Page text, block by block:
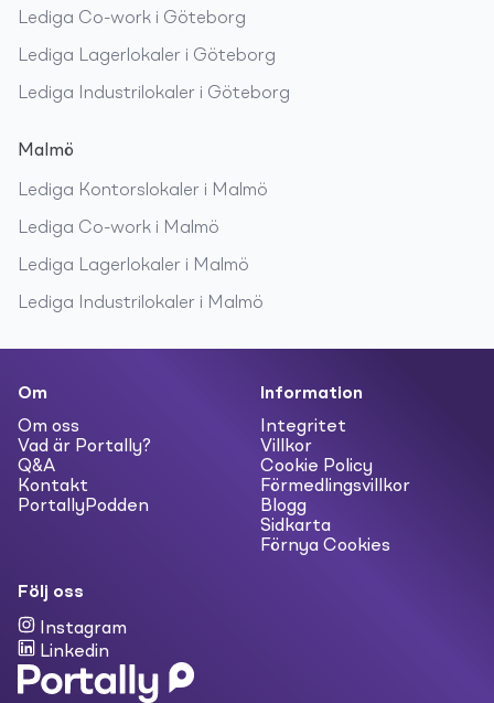
Lediga Co-work i Göteborg
Lediga Lagerlokaler i Göteborg
Lediga Industrilokaler i Göteborg
Malmö
Lediga Kontorslokaler i Malmö
Lediga Co-work i Malmö
Lediga Lagerlokaler i Malmö
Lediga Industrilokaler i Malmö
Om
Om oss
Vad är Portally?
Q&A
Kontakt
PortallyPodden
Information
Integritet
Villkor
Cookie Policy
Förmedlingsvillkor
Blogg
Sidkarta
Förnya Cookies
Följ oss
Instagram
Linkedin